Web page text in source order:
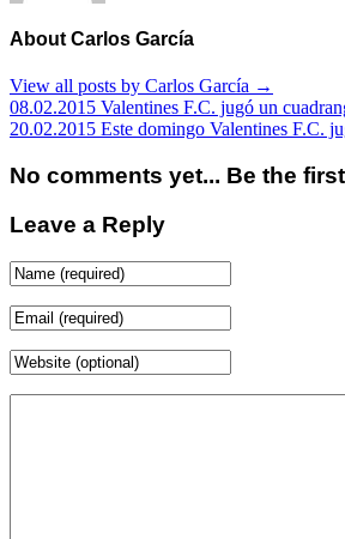
About Carlos García
View all posts by Carlos García →
08.02.2015 Valentines F.C. jugó un
20.02.2015 Este domingo Valentines F.C.
No comments yet... Be the
Leave a Reply